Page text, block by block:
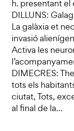
h. presentant
DILLUNS:
La galàxia et
invasió
Activa les
DIMECRES:
tots els
ciutat, Tots,
al final de la…